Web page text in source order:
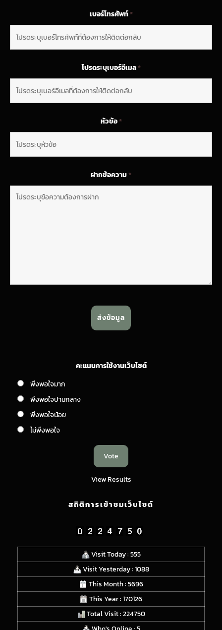
เบอร์โทรศัพท์*
โปรดระบุเบอร์อีเมล*
หัวข้อ*
ฝากข้อความ*
คะแนนการใช้งานเว็บไซต์
พึงพอใจมาก
พึงพอใจปานกลาง
พึงพอใจน้อย
ไม่พึงพอใจ
View Results
สถิติการเข้าชมเว็บไซต์
Visit Today : 555
Visit Yesterday : 1088
This Month : 5696
This Year : 170126
Total Visit : 224750